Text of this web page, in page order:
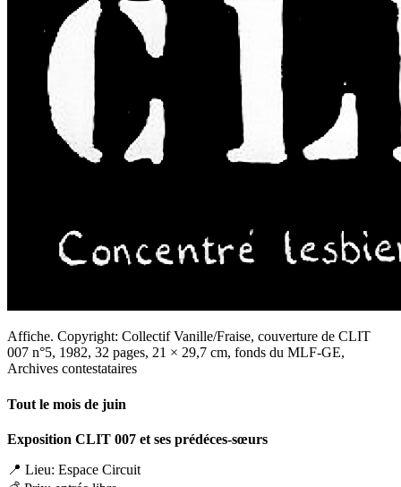
Affiche. Copyright: Collectif Vanille/Fraise, couverture de CLIT
007 n°5, 1982, 32 pages, 21 × 29,7 cm, fonds du MLF-GE,
Archives contestataires
Tout le mois de juin
Exposition CLIT 007 et ses prédéces-sœurs
📍 Lieu: Espace Circuit